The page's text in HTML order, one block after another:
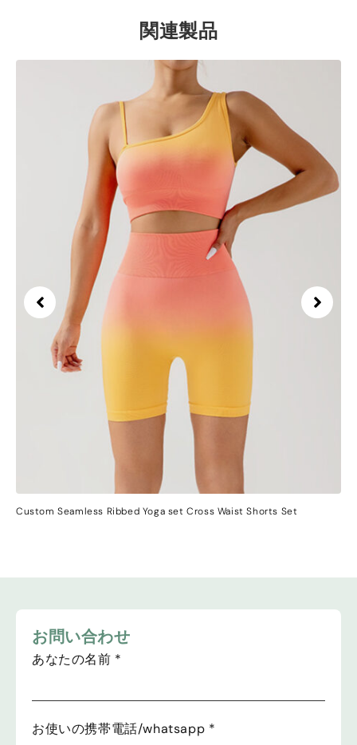
関連製品
Custom Seamless Ribbed Yoga set Cross Waist Shorts Set
お問い合わせ
あなたの名前 *
お使いの携帯電話/whatsapp *